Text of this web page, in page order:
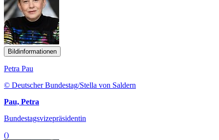
Bildinformationen
Petra Pau
© Deutscher Bundestag/Stella von Saldern
Pau, Petra
Bundestagsvizepräsidentin
()